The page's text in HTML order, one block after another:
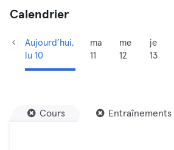
Calendrier
Aujourd’hui,
lu 10
ma
11
me
12
je
13
Cours Entraînements